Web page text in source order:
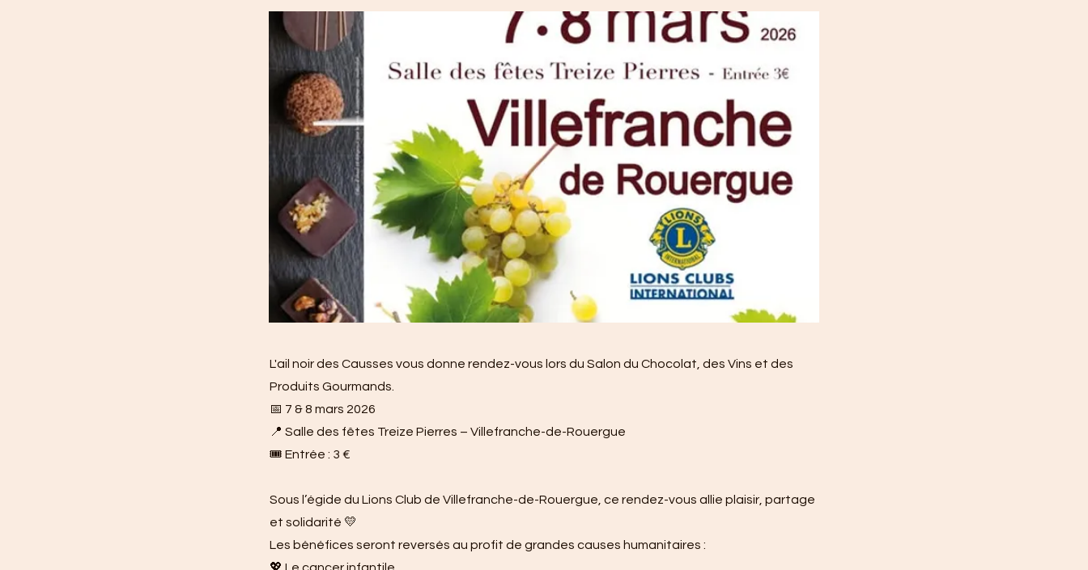
L'ail noir des Causses vous donne rendez-vous lors du Salon du Chocolat, des Vins et des
Produits Gourmands.
📅 7 & 8 mars 2026
📍 Salle des fêtes Treize Pierres – Villefranche-de-Rouergue
🎟️ Entrée : 3 €
Sous l’égide du Lions Club de Villefranche-de-Rouergue, ce rendez-vous allie plaisir, partage
et solidarité 💛
Les bénéfices seront reversés au profit de grandes causes humanitaires :